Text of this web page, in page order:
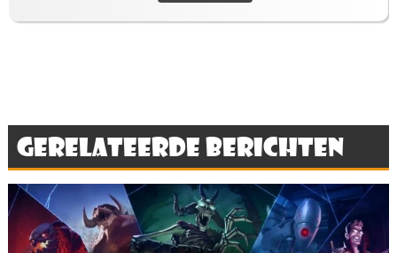
Gerelateerde berichten